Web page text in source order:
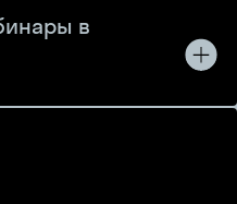
в